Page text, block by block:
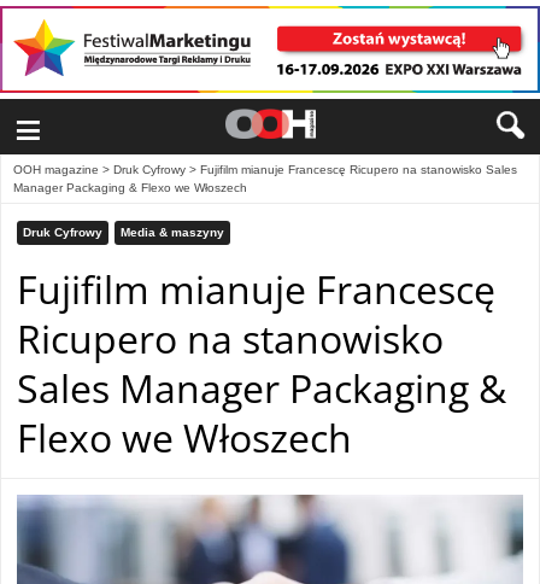
≡
OOH magazine > Druk Cyfrowy > Fujifilm mianuje Francescę Ricupero na stanowisko Sales
Manager Packaging & Flexo we Włoszech
Druk Cyfrowy Media & maszyny
Fujifilm mianuje Francescę
Ricupero na stanowisko
Sales Manager Packaging &
Flexo we Włoszech